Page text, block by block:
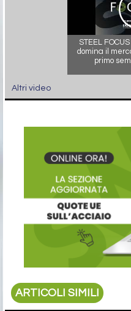
STEEL
domina il
primo
Altri video
ARTICOLI SIMILI